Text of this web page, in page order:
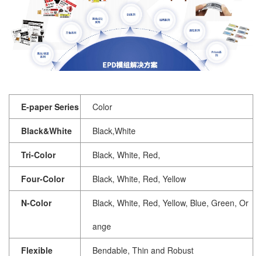
E-paper Series Color
Black&White Black,White
Tri-Color Black, White, Red,
Four-Color Black, White, Red, Yellow
N-Color
Black, White, Red, Yellow, Blue, Green, Or
ange
Flexible Bendable, Thin and Robust